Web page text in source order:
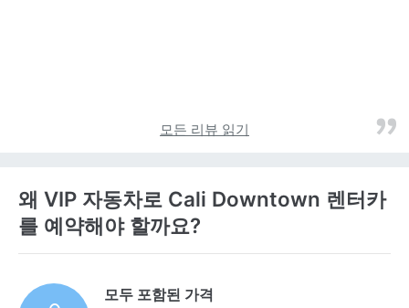
모든 리뷰 읽기
왜 VIP 자동차로 Cali Downtown 렌터카
를 예약해야 할까요?
모두 포함된 가격